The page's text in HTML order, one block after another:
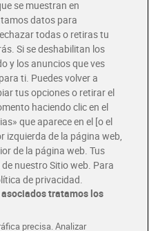
tu tienda más cercana
se muestran en
datos para
todas o retiras tu
Si se deshabilitan los
y los anuncios que ves
ti. Puedes volver a
tus opciones o retirar el
haciendo clic en el
que aparece en el [o el
izquierda de la página web,
de la página web. Tus
nuestro Sitio web. Para
de privacidad.
tratamos los
precisa. Analizar